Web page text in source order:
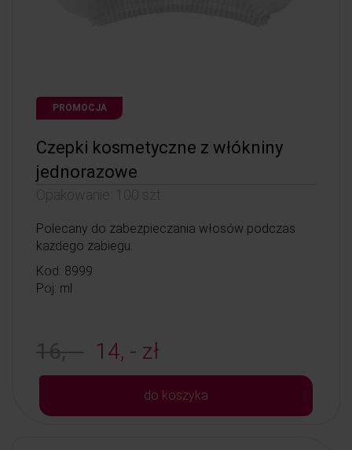
PROMOCJA
Czepki kosmetyczne z włókniny
jednorazowe
Opakowanie: 100 szt.
Polecany do zabezpieczania włosów podczas
każdego zabiegu.
Kod: 8999
Poj: ml
16, - 14, - zł
do koszyka